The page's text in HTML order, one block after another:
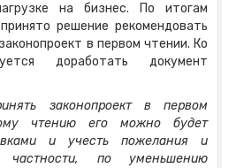
на бизнес. По итогам
решение рекомендовать
в первом чтении. Ко
доработать документ
законопроект в первом
чтению его можно будет
и учесть пожелания и
частности, по уменьшению